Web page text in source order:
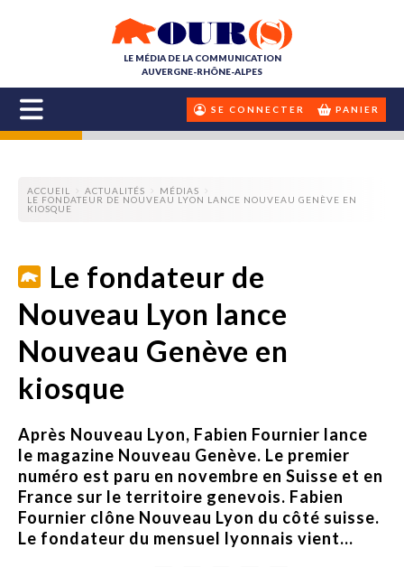
LE MÉDIA DE LA COMMUNICATION
AUVERGNE-RHÔNE-ALPES
SE CONNECTER PANIER
ACCUEIL ACTUALITÉS
MÉDIAS
LE FONDATEUR DE NOUVEAU LYON LANCE NOUVEAU GENÈVE EN
KIOSQUE
Le fondateur de
Nouveau Lyon lance
Nouveau Genève en
kiosque
Après Nouveau Lyon, Fabien Fournier lance
le magazine Nouveau Genève. Le premier
numéro est paru en novembre en Suisse et en
France sur le territoire genevois. Fabien
Fournier clône Nouveau Lyon du côté suisse.
Le fondateur du mensuel lyonnais vient...